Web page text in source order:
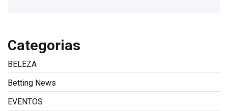
Categorias
BELEZA
Betting News
EVENTOS